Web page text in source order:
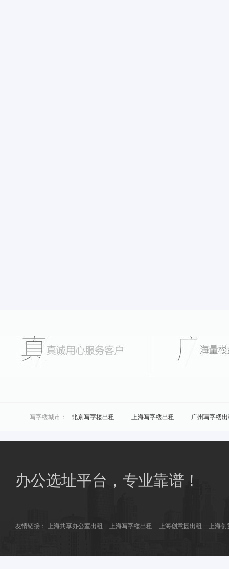
写字楼城市： 北京写字楼出租 上海写字楼出租 广州写字楼
商圈共享办公： 南桥共享办公 花桥共享办公
办公选址平台，专业靠谱！
友情链接： 上海共享办公室出租 上海写字楼出租 上海创意园出租 上海创